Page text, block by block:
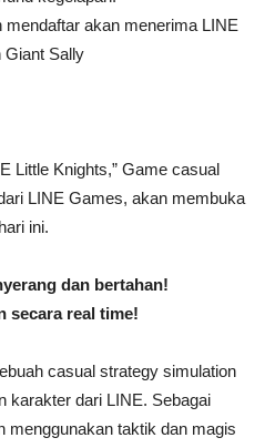
akan menerima LINE
Giant Sally
Little Knights,” Game casual
LINE Games, akan membuka
ini.
dan bertahan!
secara real time!
casual strategy simulation
karakter dari LINE. Sebagai
menggunakan taktik dan magis